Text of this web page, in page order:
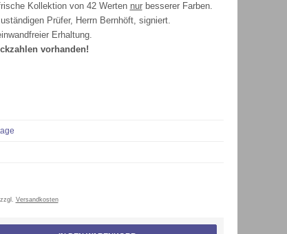
Kollektion von 42 Werten nurbesserer Farben.
Prüfer, Herrn Bernhöft, signiert.
Erhaltung.
vorhanden!
Versandkosten